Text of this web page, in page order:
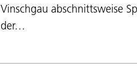
Vinschgau abschnittsweise
der…